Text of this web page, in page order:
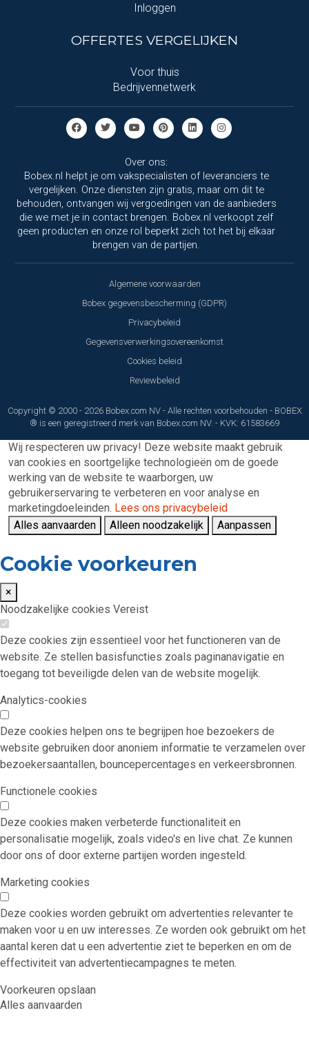
Inloggen
OFFERTES VERGELIJKEN
Voor thuis
Bedrijvennetwerk
Over ons:
Bobex.nl helpt je om vakspecialisten of leveranciers te
vergelijken. Onze diensten zijn gratis, maar om dit te
behouden, ontvangen wij vergoedingen van de aanbieders
die we met je in contact brengen. Bobex.nl verkoopt zelf
geen producten en onze rol beperkt zich tot het bij elkaar
brengen van de partijen.
Algemene voorwaarden
Bobex gegevensbescherming (GDPR)
Privacybeleid
Gegevensverwerkingsovereenkomst
Cookies beleid
Reviewbeleid
Copyright © 2000 - 2026 Bobex.com NV - Alle rechten voorbehouden - BOBEX
® is een geregistreerd merk van Bobex.com NV. - KVK: 61583669
Wij respecteren uw privacy! Deze website maakt gebruik
van cookies en soortgelijke technologieën om de goede
werking van de website te waarborgen, uw
gebruikerservaring te verbeteren en voor analyse en
marketingdoeleinden. Lees ons privacybeleid
Alles aanvaarden
Alleen noodzakelijk Aanpassen
Cookie voorkeuren
×
Noodzakelijke cookies Vereist
Deze cookies zijn essentieel voor het functioneren van de
website. Ze stellen basisfuncties zoals paginanavigatie en
toegang tot beveiligde delen van de website mogelijk.
Analytics-cookies
Deze cookies helpen ons te begrijpen hoe bezoekers de
website gebruiken door anoniem informatie te verzamelen over
bezoekersaantallen, bouncepercentages en verkeersbronnen.
Functionele cookies
Deze cookies maken verbeterde functionaliteit en
personalisatie mogelijk, zoals video's en live chat. Ze kunnen
door ons of door externe partijen worden ingesteld.
Marketing cookies
Deze cookies worden gebruikt om advertenties relevanter te
maken voor u en uw interesses. Ze worden ook gebruikt om het
aantal keren dat u een advertentie ziet te beperken en om de
effectiviteit van advertentiecampagnes te meten.
Voorkeuren opslaan
Alles aanvaarden